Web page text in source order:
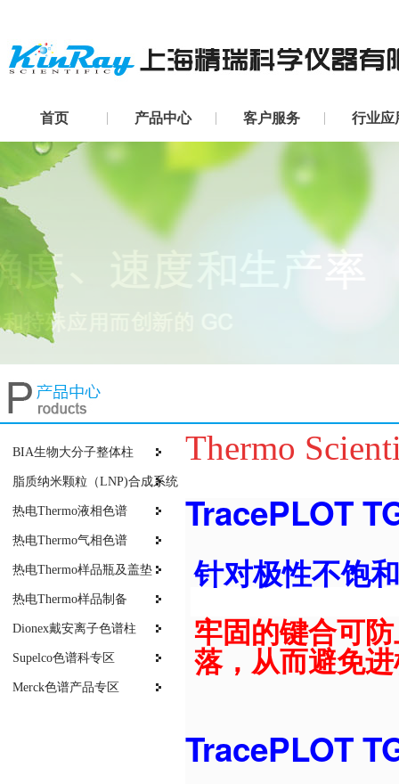
首页 产品中心 客户服务 行业应
BIA生物大分子整体柱
脂质纳米颗粒（LNP)合成系统
热电Thermo液相色谱
热电Thermo气相色谱
热电Thermo样品瓶及盖垫
热电Thermo样品制备
Dionex戴安离子色谱柱
Supelco色谱科专区
Merck色谱产品专区
Thermo
TracePLOT
针对极性不饱
牢固的键合可
落，从而避免
TracePLOT